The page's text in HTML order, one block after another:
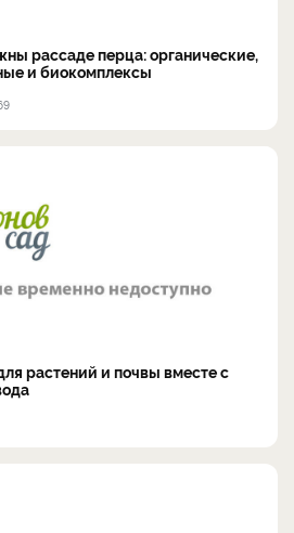
рассаде перца: органические,
и биокомплексы
растений и почвы вместе с